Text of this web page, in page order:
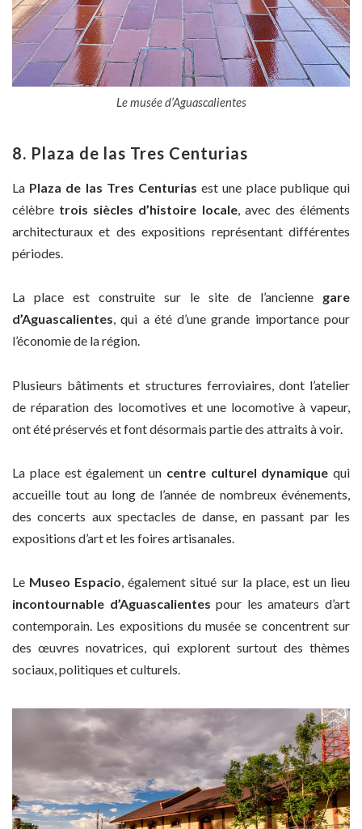
Le musée d’Aguascalientes
8. Plaza de las Tres Centurias
La Plaza de las Tres Centurias est une place publique qui
célèbre trois siècles d’histoire locale, avec des éléments
architecturaux et des expositions représentant différentes
périodes.
La place est construite sur le site de l’ancienne gare
d’Aguascalientes, qui a été d’une grande importance pour
l’économie de la région.
Plusieurs bâtiments et structures ferroviaires, dont l’atelier
de réparation des locomotives et une locomotive à vapeur,
ont été préservés et font désormais partie des attraits à voir.
La place est également un centre culturel dynamique qui
accueille tout au long de l’année de nombreux événements,
des concerts aux spectacles de danse, en passant par les
expositions d’art et les foires artisanales.
Le Museo Espacio, également situé sur la place, est un lieu
incontournable d’Aguascalientes pour les amateurs d’art
contemporain. Les expositions du musée se concentrent sur
des œuvres novatrices, qui explorent surtout des thèmes
sociaux, politiques et culturels.